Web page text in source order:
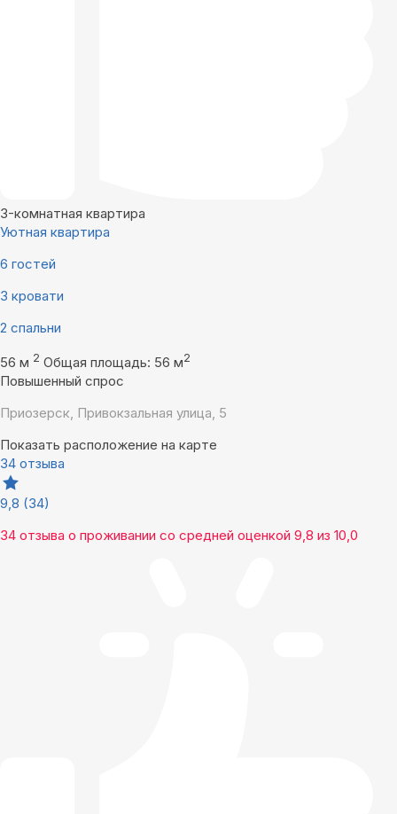
3-комнатная квартира
Уютная квартира
6 гостей
3 кровати
2 спальни
56 м 2 Общая площадь: 56 м2
Повышенный спрос
Приозерск, Привокзальная улица, 5
Показать расположение на карте
34 отзыва
9,8 (34)
34 отзыва о проживании со средней оценкой 9,8 из 10,0